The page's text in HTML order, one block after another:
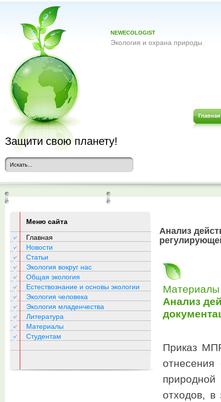
NEWECOLOGIST
Экология и охрана природы
Главная
Защити свою планету!
Меню сайта
Главная
Новости
Статьи
Экология вокруг нас
Общая экология
Естествознание и основы экологии
Экология человека
Экология младенчества
Литература
Материалы
Студентам
Анализ
Материалы
Анализ
Приказ
отходов, в